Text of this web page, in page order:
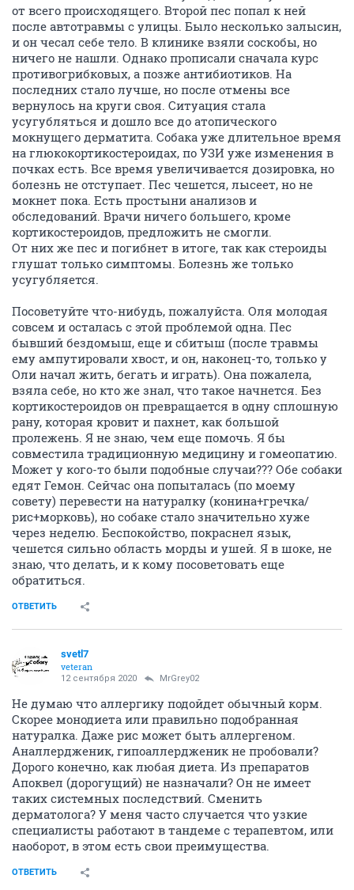
от всего происходящего. Второй пес попал к ней
после автотравмы с улицы. Было несколько залысин,
и он чесал себе тело. В клинике взяли соскобы, но
ничего не нашли. Однако прописали сначала курс
противогрибковых, а позже антибиотиков. На
последних стало лучше, но после отмены все
вернулось на круги своя. Ситуация стала
усугубляться и дошло все до атопического
мокнущего дерматита. Собака уже длительное время
на глюкокортикостероидах, по УЗИ уже изменения в
почках есть. Все время увеличивается дозировка, но
болезнь не отступает. Пес чешется, лысеет, но не
мокнет пока. Есть простыни анализов и
обследований. Врачи ничего большего, кроме
кортикостероидов, предложить не смогли.
От них же пес и погибнет в итоге, так как стероиды
глушат только симптомы. Болезнь же только
усугубляется.
Посоветуйте что-нибудь, пожалуйста. Оля молодая
совсем и осталась с этой проблемой одна. Пес
бывший бездомыш, еще и сбитыш (после травмы
ему ампутировали хвост, и он, наконец-то, только у
Оли начал жить, бегать и играть). Она пожалела,
взяла себе, но кто же знал, что такое начнется. Без
кортикостероидов он превращается в одну сплошную
рану, которая кровит и пахнет, как большой
пролежень. Я не знаю, чем еще помочь. Я бы
совместила традиционную медицину и гомеопатию.
Может у кого-то были подобные случаи??? Обе собаки
едят Гемон. Сейчас она попыталась (по моему
совету) перевести на натуралку (конина+гречка/
рис+морковь), но собаке стало значительно хуже
через неделю. Беспокойство, покраснел язык,
чешется сильно область морды и ушей. Я в шоке, не
знаю, что делать, и к кому посоветовать еще
обратиться.
ОТВЕТИТЬ
svetl7
veteran
12 сентября 2020 MrGrey02
Не думаю что аллергику подойдет обычный корм.
Скорее монодиета или правильно подобранная
натуралка. Даже рис может быть аллергеном.
Аналлердженик, гипоаллердженик не пробовали?
Дорого конечно, как любая диета. Из препаратов
Апоквел (дорогущий) не назначали? Он не имеет
таких системных последствий. Сменить
дерматолога? У меня часто случается что узкие
специалисты работают в тандеме с терапевтом, или
наоборот, в этом есть свои преимущества.
ОТВЕТИТЬ